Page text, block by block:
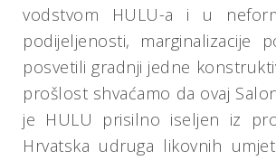
vodstvom HULU-a i u
podijeljenosti,
posvetili gradnji jedne
prošlost shvaćamo da ovaj
je HULU prisilno iseljen iz
Hrvatska udruga likovnih